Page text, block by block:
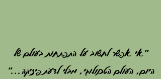
"אי אפשר לחשוב על התפתחות בעולם של
היום, העולם הטכנולוגי, מבלי לדעת פיזיקה..."